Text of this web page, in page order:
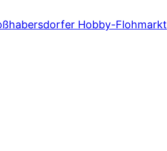
Hobby-Flohmarkt